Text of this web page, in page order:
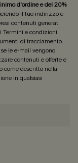
d'ordine e del 20%
il tuo indirizzo e-
contenuti generati
Termini e condizioni.
di tracciamento
le e-mail vengono
contenuti e offerte e
come descritto nella
in qualsiasi